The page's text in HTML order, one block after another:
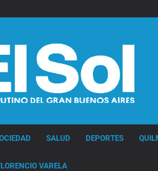
SALUD DEPORTES
VARELA